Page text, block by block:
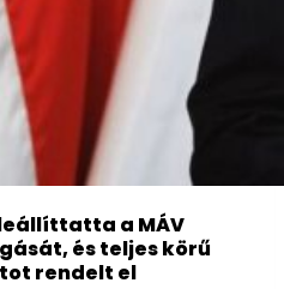
a MÁV
és teljes körű
rendelt el